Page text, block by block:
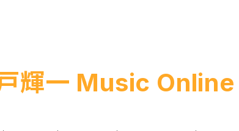
輝一 Music